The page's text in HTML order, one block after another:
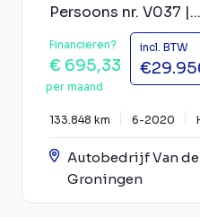
Persoons nr. V037 |...
Financieren?
€ 695,33
per maand
incl. BTW
133.848 km 6-2020
Autobedrijf Van
Groningen